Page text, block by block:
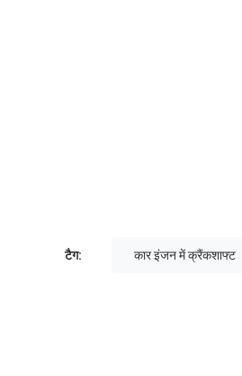
टैग: कार इंजन में क्रैंकशाफ्ट